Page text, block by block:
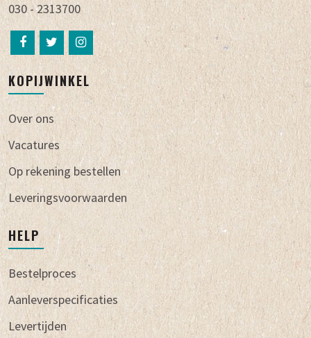
030 - 2313700
KOPIJWINKEL
Over ons
Vacatures
Op rekening bestellen
Leveringsvoorwaarden
HELP
Bestelproces
Aanleverspecificaties
Levertijden